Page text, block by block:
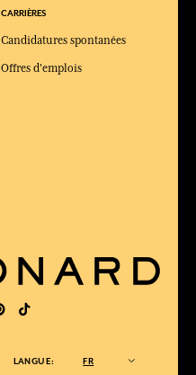
CARRIÈRES
Candidatures spontanées
Offres d'emplois
LANGUE: FR